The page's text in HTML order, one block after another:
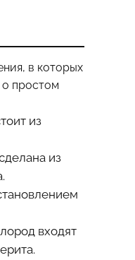
в которых
о простом
из
из
входят